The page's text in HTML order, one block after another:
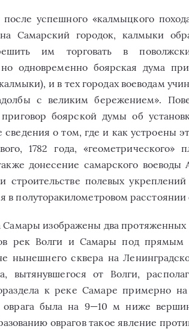
успешного «калмыцкого
Самарский городок, калмыки
им торговать в
но одновременно боярская дума
и в тех городах воеводам
с великим бережением».
боярской думы об
сведения о том, где и как устроены
1782 года, «геометрического»
донесение самарского воеводы
строительстве полевых
в полуторакилометровом расстоянии
Самары изображены два
рек Волги и Самары под прямым
нынешнего сквера на
вытянувшегося от Волги,
к реке Самаре примерно
была на 9—10 м ниже
оврагов такое явление